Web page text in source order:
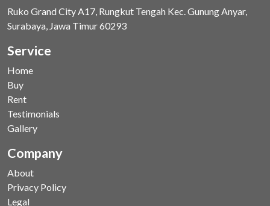
Ruko Grand City A17, Rungkut Tengah Kec. Gunung Anyar,
Surabaya, Jawa Timur 60293
Service
Home
Buy
Rent
Testimonials
Gallery
Company
About
Privacy Policy
Legal